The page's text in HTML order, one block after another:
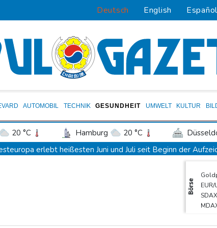
Deutsch English Español
AUTOMOBIL TECHNIK GESUNDHEIT UMWELT KULTUR
20 °C Hamburg 20 °C
Potsdam 20 °C Leipzig 21 °C
Bremen
Wien
erlebt heißesten Juni und Juli seit Beginn der
verzichtet offenbar vorerst auf Angriffe auf Iran: "Halten
um Jorge Messi: Fußballstar Lionel Messi nimmt
trauert um ersten NBA-Coach Nelson: "RIP, Legende"
Börse
EUR/
SDAX
DAX